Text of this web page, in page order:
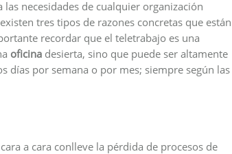
necesidades de cualquier organización
tres tipos de razones concretas que están
recordar que el teletrabajo es una
oficina desierta, sino que puede ser altamente
días por semana o por mes; siempre según las
a cara conlleve la pérdida de procesos de